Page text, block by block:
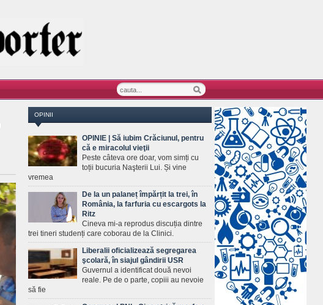
OPINII
OPINIE | Să iubim Crăciunul, pentru
că e miracolul vieţii
Peste câteva ore doar, vom simți cu
toții bucuria Naşterii Lui. Și vine
vremea
De la un palaneț împărțit la trei, în
România, la farfuria cu escargots la
Ritz
Cineva mi-a reprodus discuția dintre
trei tineri studenți care coborau de la Clinici.
Liberalii oficializează segregarea
şcolară, în siajul gândirii USR
Guvernul a identificat două nevoi
reale. Pe de o parte, copiii au nevoie
să fie